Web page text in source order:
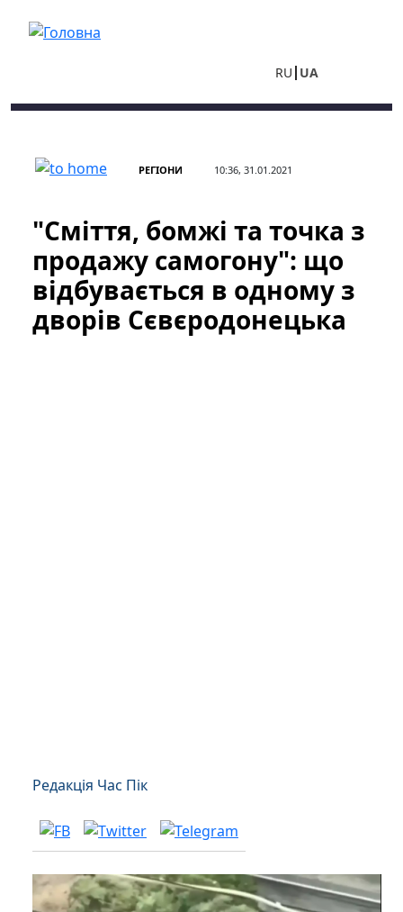
RU UA
РЕГІОНИ 10:36, 31.01.2021
"Сміття, бомжі та точка з
продажу самогону": що
відбувається в одному з
дворів Сєвєродонецька
Редакція Час Пік